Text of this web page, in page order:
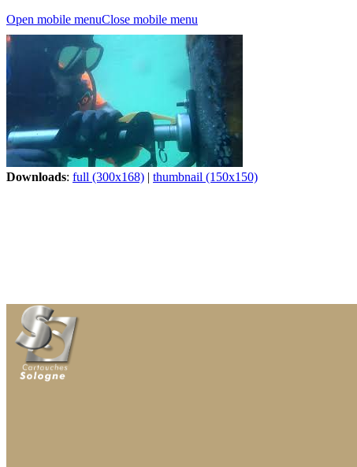
Open mobile menuClose mobile menu
Downloads: full (300x168) | thumbnail (150x150)